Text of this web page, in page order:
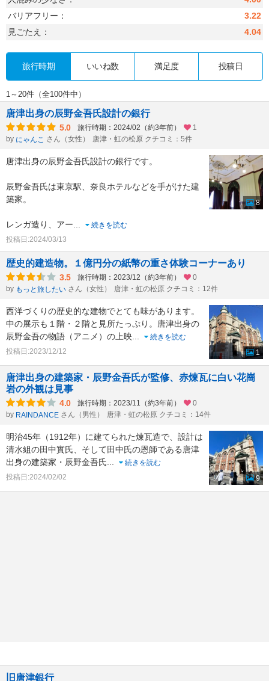
バリアフリー：
3.22
見ごたえ：
4.04
旅行時期 いいね数 満足度 投稿日
1～20件（全100件中）
唐津出身の辰野金吾氏設計の銀行
5.0 旅行時期：2024/02（約3年前）
1
by にゃんこ さん（女性） 唐津・虹の松原 クチコミ：5件
唐津出身の辰野金吾氏設計の銀行です。
辰野金吾氏は東京駅、奈良ホテルなどを手がけた建
築家。
レンガ造り、アー
続きを読む
投稿日:2024/03/13
8
歴史的建造物。１億円分の紙幣の重さ体験コーナーあり
3.5 旅行時期：2023/12（約3年前）
0
by もっと旅したい さん（女性） 唐津・虹の松原 クチコミ：12件
西洋づくりの歴史的な建物でとても味があります。
中の展示も１階・２階と見所たっぷり。唐津出身の
辰野金吾の物語（アニメ）の上映
続きを読む
投稿日:2023/12/12
1
唐津出身の建築家・辰野金吾氏が監修、赤煉瓦に白い花崗
岩の外観は見事
4.0 旅行時期：2023/11（約3年前）
0
by RAINDANCE さん（男性） 唐津・虹の松原 クチコミ：14件
明治45年（1912年）に建てられた煉瓦造で、設計は
清水組の田中實氏、そして田中氏の恩師である唐津
出身の建築家・辰野金吾氏
続きを読む
投稿日:2024/02/02
9
旧唐津銀行